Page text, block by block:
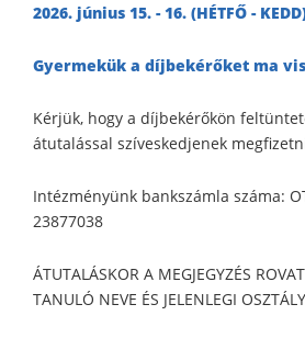
2026. június 15. - 16. (HÉTFŐ -
Gyermekük a díjbekérőket ma
Kérjük, hogy a díjbekérőkön
átutalással szíveskedjenek
Intézményünk bankszámla száma:
23877038
ÁTUTALÁSKOR A MEGJEGYZÉS
TANULÓ NEVE ÉS JELENLEGI